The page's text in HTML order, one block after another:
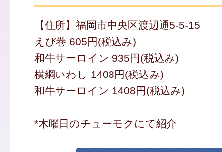
【住所】福岡市中央区渡辺通5-5-15
えび巻 605円(税込み)
和牛サーロイン 935円(税込み)
横綱いわし 1408円(税込み)
和牛サーロイン 1408円(税込み)
*木曜日のチューモクにて紹介